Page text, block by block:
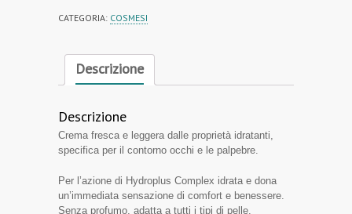
CATEGORIA: COSMESI
Descrizione
Descrizione
Crema fresca e leggera dalle proprietà idratanti,
specifica per il contorno occhi e le palpebre.
Per l’azione di Hydroplus Complex idrata e dona
un’immediata sensazione di comfort e benessere.
Senza profumo, adatta a tutti i tipi di pelle.